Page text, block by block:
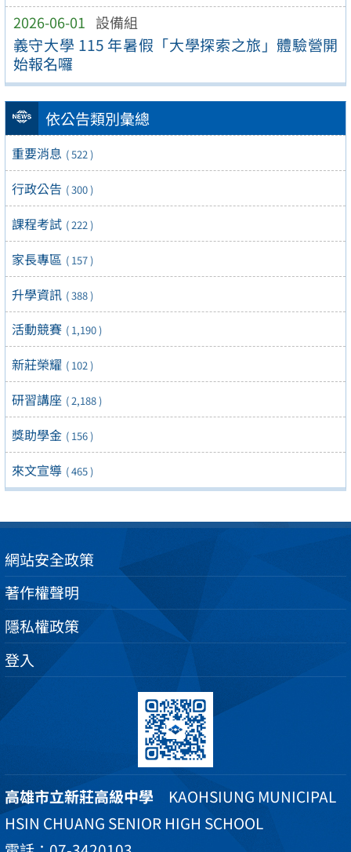
2026-06-01 設備組
義守大學 115 年暑假「大學探索之旅」體驗營開
始報名囉
依公告類別彙總
重要消息 ( 522 )
行政公告 ( 300 )
課程考試 ( 222 )
家長專區 ( 157 )
升學資訊 ( 388 )
活動競賽 ( 1,190 )
新莊榮耀 ( 102 )
研習講座 ( 2,188 )
獎助學金 ( 156 )
來文宣導 ( 465 )
網站安全政策
著作權聲明
隱私權政策
登入
高雄市立新莊高級中學 KAOHSIUNG MUNICIPAL
HSIN CHUANG SENIOR HIGH SCHOOL